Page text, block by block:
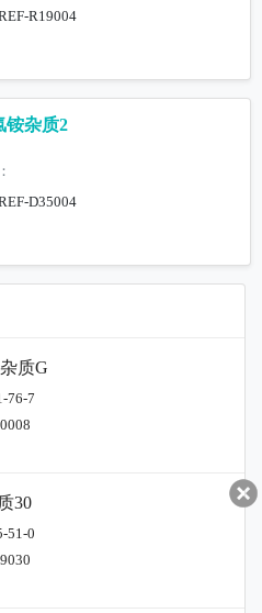
R19004
铵杂质2
D35004
质G
76-7
30
51-0